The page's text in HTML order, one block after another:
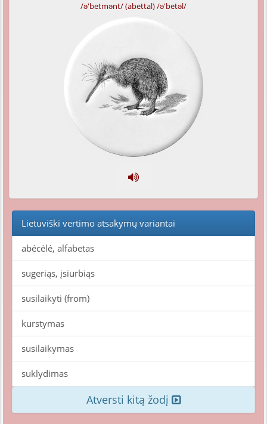
/ə'betmənt/ (abettal) /ə'betəl/
Lietuviški vertimo atsakymų variantai
abėcėlė, alfabetas
sugeriąs, įsiurbiąs
susilaikyti (from)
kurstymas
susilaikymas
suklydimas
Atversti kitą žodį